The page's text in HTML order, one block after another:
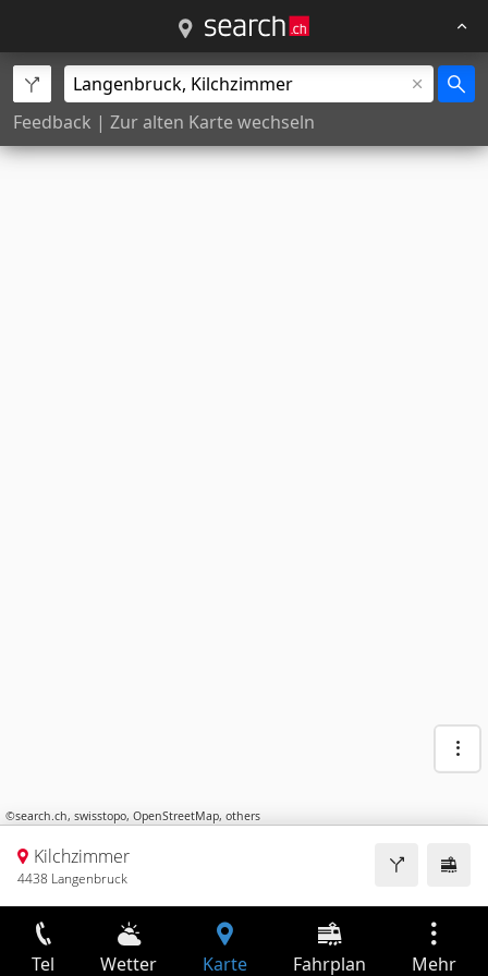
Feedback | Zur alten Karte wechseln
©search.ch, swisstopo, OpenStreetMap, others
Kilchzimmer
4438 Langenbruck
Tel Wetter Karte Fahrplan Mehr